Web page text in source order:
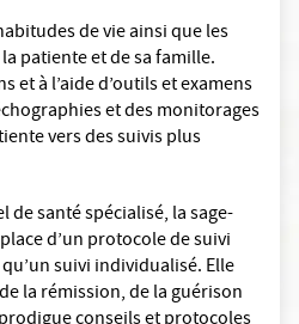
de vie ainsi que les
patiente et de sa famille.
et à l’aide d’outils et examens
et des monitorages
vers des suivis plus
santé spécialisé, la sage-
d’un protocole de suivi
suivi individualisé. Elle
la rémission, de la guérison